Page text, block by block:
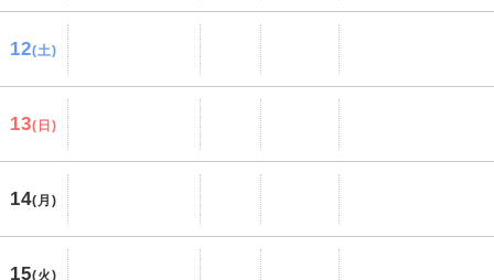
12(土)
13(日)
14(月)
15(火)